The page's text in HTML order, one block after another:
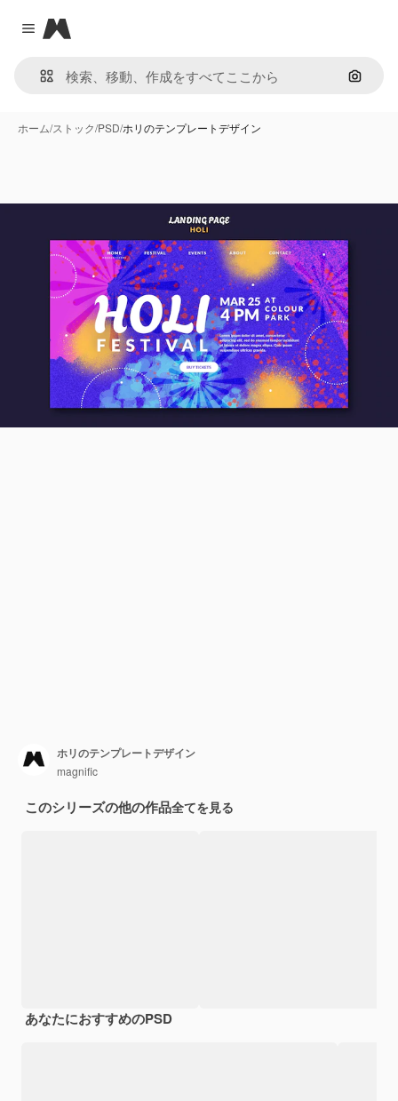
Close menu
Magnific
画像で
ホーム/ストック/PSD/ホリのテンプレートデザイン
ホリのテンプレートデザイン
magnific
このシリーズの他の作品全てを見る
あなたにおすすめのPSD